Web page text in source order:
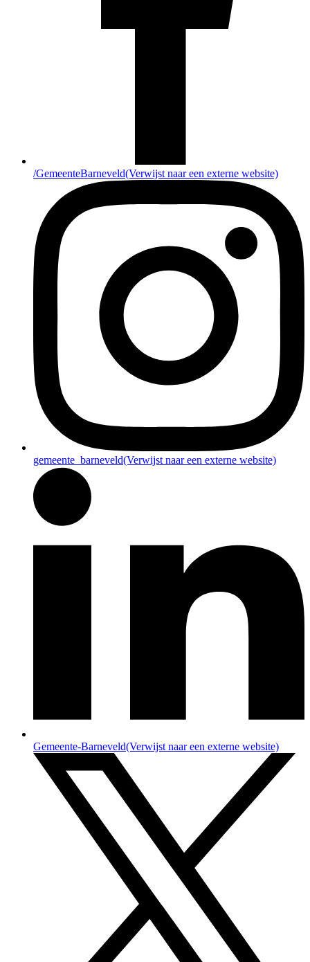
/GemeenteBarneveld(Verwijst naar een externe website)
gemeente_barneveld(Verwijst naar een externe website)
Gemeente-Barneveld(Verwijst naar een externe website)